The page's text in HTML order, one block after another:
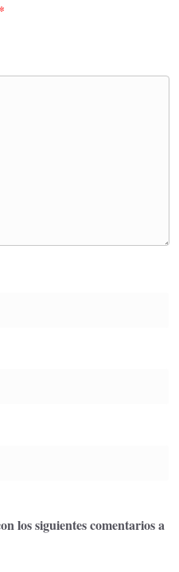
*
los siguientes comentarios a